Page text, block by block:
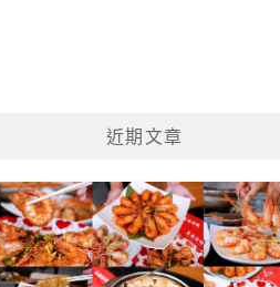
近期文章